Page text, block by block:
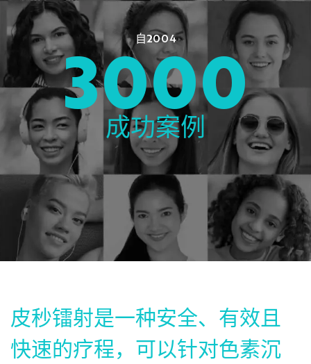
自2004
成功案例
3000
皮秒镭射是一种安全、有效且
快速的疗程，可以针对色素沉